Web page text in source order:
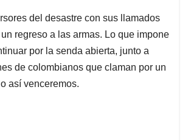
del desastre con sus llamados
regreso a las armas. Lo que impone
por la senda abierta, junto a
de colombianos que claman por un
así venceremos.